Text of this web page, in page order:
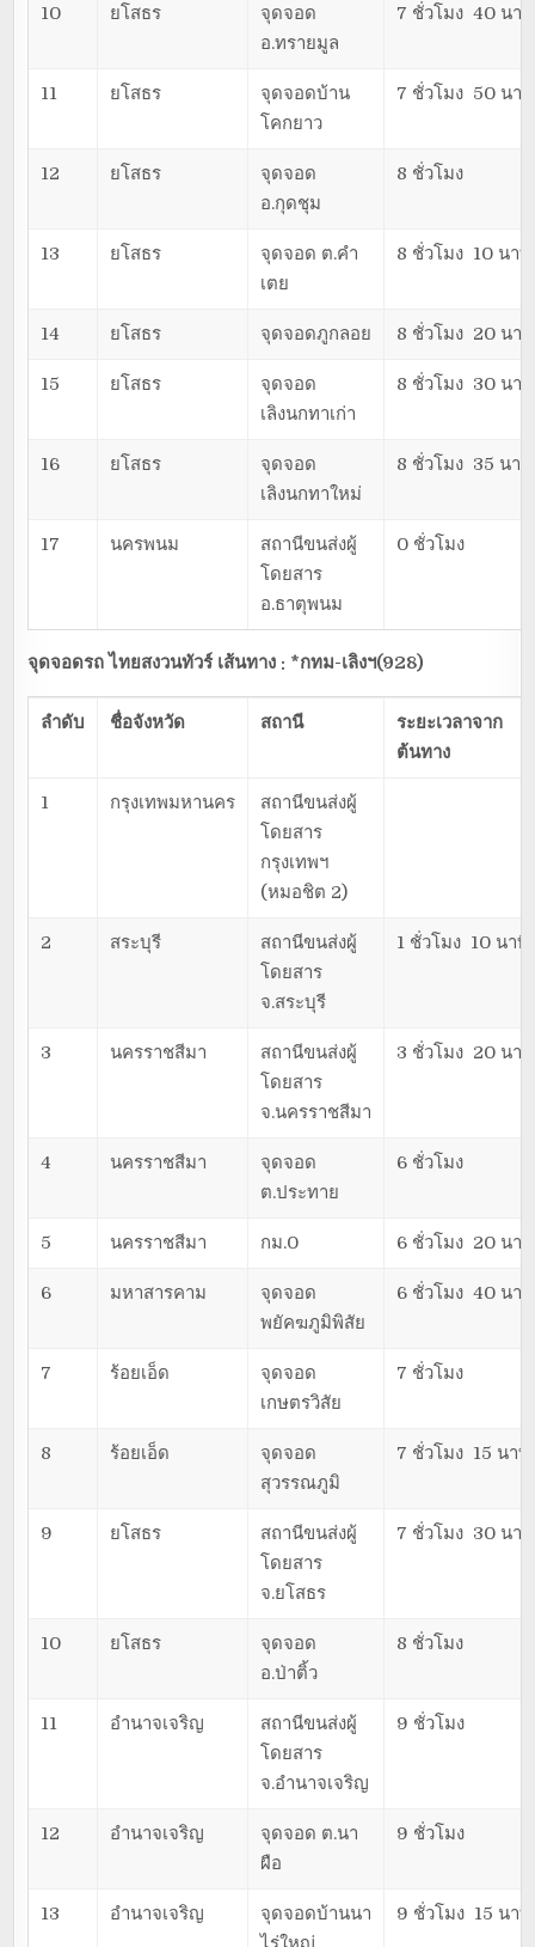
10 ยโสธร
จุดจอด
อ.ทรายมูล
7 ชั่วโมง 40 นาที
11 ยโสธร
จุดจอดบ้าน
โคกยาว
7 ชั่วโมง 50 นาที
12 ยโสธร
จุดจอด
อ.กุดชุม
8 ชั่วโมง
13 ยโสธร
จุดจอด ต.คำ
เตย
8 ชั่วโมง 10 นาที
14 ยโสธร จุดจอดภูกลอย 8 ชั่วโมง 20 นาที
15 ยโสธร
จุดจอด
เลิงนกทาเก่า
8 ชั่วโมง 30 นาที
16 ยโสธร
จุดจอด
เลิงนกทาใหม่
8 ชั่วโมง 35 นาที
17 นครพนม
สถานีขนส่งผู้
โดยสาร
อ.ธาตุพนม
0 ชั่วโมง
จุดจอดรถ ไทยสงวนทัวร์ เส้นทาง : *กทม-เลิงฯ(928)
ลำดับ ชื่อจังหวัด สถานี
ระยะเวลาจาก
ต้นทาง
1 กรุงเทพมหานคร
สถานีขนส่งผู้
โดยสาร
กรุงเทพฯ
(หมอชิต 2)
2 สระบุรี
สถานีขนส่งผู้
โดยสาร
จ.สระบุรี
1 ชั่วโมง 10 นาที
3 นครราชสีมา
สถานีขนส่งผู้
โดยสาร
จ.นครราชสีมา
3 ชั่วโมง 20 นาที
4 นครราชสีมา
จุดจอด
ต.ประทาย
6 ชั่วโมง
5 นครราชสีมา กม.0 6 ชั่วโมง 20 นาที
6 มหาสารคาม
จุดจอด
พยัคฆภูมิพิสัย
6 ชั่วโมง 40 นาที
7 ร้อยเอ็ด
จุดจอด
เกษตรวิสัย
7 ชั่วโมง
8 ร้อยเอ็ด
จุดจอด
สุวรรณภูมิ
7 ชั่วโมง 15 นาที
9 ยโสธร
สถานีขนส่งผู้
โดยสาร
จ.ยโสธร
7 ชั่วโมง 30 นาที
10 ยโสธร
จุดจอด
อ.ป่าติ้ว
8 ชั่วโมง
11 อำนาจเจริญ
สถานีขนส่งผู้
โดยสาร
จ.อำนาจเจริญ
9 ชั่วโมง
12 อำนาจเจริญ
จุดจอด ต.นา
ผือ
9 ชั่วโมง
13 อำนาจเจริญ
จุดจอดบ้านนา
9 ชั่วโมง 15 นาที